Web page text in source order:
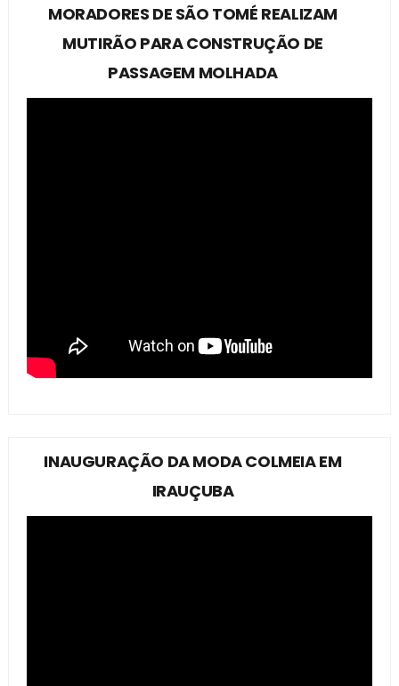
MORADORES DE SÃO TOMÉ REALIZAM
MUTIRÃO PARA CONSTRUÇÃO DE
PASSAGEM MOLHADA
INAUGURAÇÃO DA MODA COLMEIA EM
IRAUÇUBA